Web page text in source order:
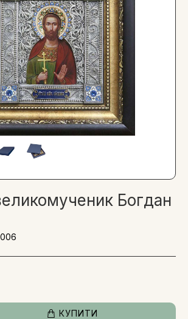
Богдан
КУПИТИ